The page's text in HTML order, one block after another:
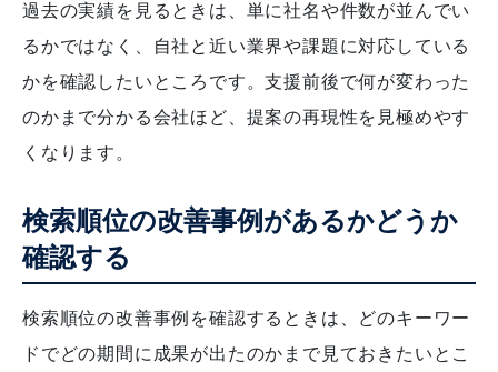
過去の実績を見るときは、単に社名や件数が並んでい
るかではなく、自社と近い業界や課題に対応している
かを確認したいところです。支援前後で何が変わった
のかまで分かる会社ほど、提案の再現性を見極めやす
くなります。
検索順位の改善事例があるかどうか
確認する
検索順位の改善事例を確認するときは、どのキーワー
ドでどの期間に成果が出たのかまで見ておきたいとこ